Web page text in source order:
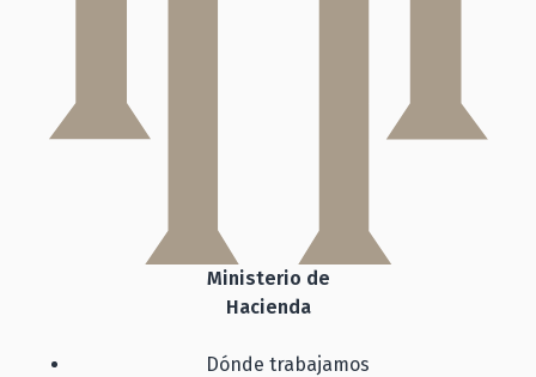
Ministerio de
Hacienda
Dónde trabajamos